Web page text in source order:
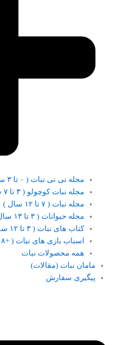
مجله نی نی نبات ( ۰ تا ۳ سال )
مجله نبات کوچولو ( ۳ تا ۷ سال )
مجله نبات ( ۷ تا ۱۲ سال )
مجله حیوانات ( ۳ تا ۱۳ سال )
کتاب های نبات ( ۳ تا ۱۲ سال )
اسباب بازی های نبات ( +۸ سال )
همه محصولات نبات
مامان نبات (مقالات)
پیگیری سفارش